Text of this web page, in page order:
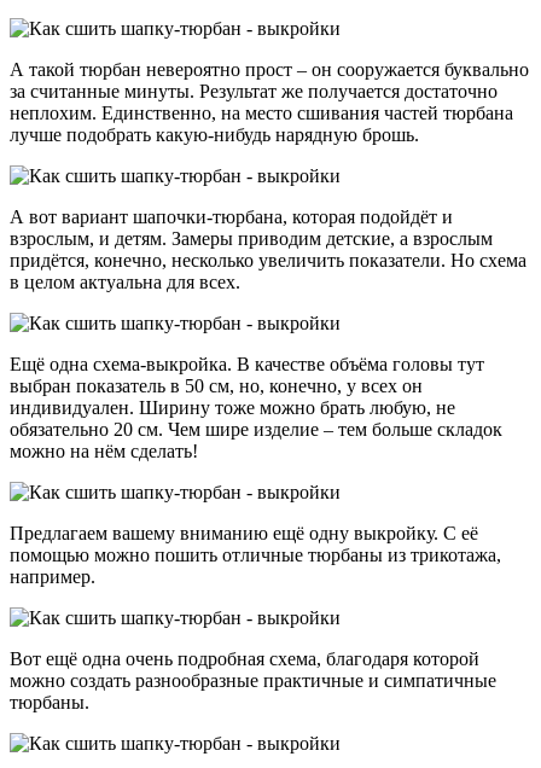
А такой тюрбан невероятно прост – он сооружается буквально
за считанные минуты. Результат же получается достаточно
неплохим. Единственно, на место сшивания частей тюрбана
лучше подобрать какую-нибудь нарядную брошь.
А вот вариант шапочки-тюрбана, которая подойдёт и
взрослым, и детям. Замеры приводим детские, а взрослым
придётся, конечно, несколько увеличить показатели. Но схема
в целом актуальна для всех.
Ещё одна схема-выкройка. В качестве объёма головы тут
выбран показатель в 50 см, но, конечно, у всех он
индивидуален. Ширину тоже можно брать любую, не
обязательно 20 см. Чем шире изделие – тем больше складок
можно на нём сделать!
Предлагаем вашему вниманию ещё одну выкройку. С её
помощью можно пошить отличные тюрбаны из трикотажа,
например.
Вот ещё одна очень подробная схема, благодаря которой
можно создать разнообразные практичные и симпатичные
тюрбаны.